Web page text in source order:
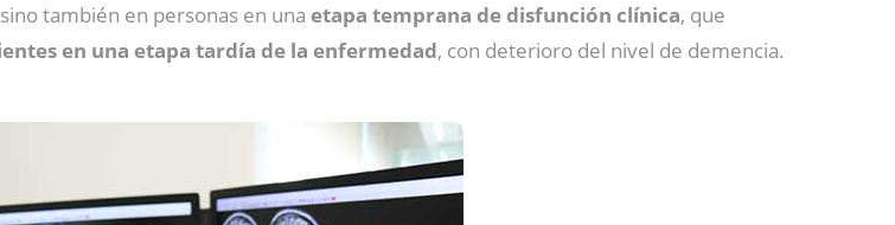
también en personas en una etapa temprana de disfunción clínica, que
en una etapa tardía de la enfermedad, con deterioro del nivel de demencia.